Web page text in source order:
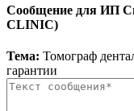
Сообщение для ИП
CLINIC)
Тема: Томограф
гарантии